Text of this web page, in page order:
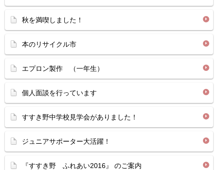
秋を満喫しました！
本のリサイクル市
エプロン製作 （一年生）
個人面談を行っています
すすき野中学校見学会がありました！
ジュニアサポーター大活躍！
『すすき野 ふれあい2016』 のご案内